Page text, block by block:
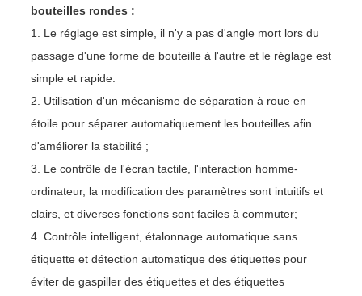
bouteilles rondes :
1. Le réglage est simple, il n'y a pas d'angle mort lors du
passage d'une forme de bouteille à l'autre et le réglage est
simple et rapide.
2. Utilisation d'un mécanisme de séparation à roue en
étoile pour séparer automatiquement les bouteilles afin
d'améliorer la stabilité ;
3. Le contrôle de l'écran tactile, l'interaction homme-
ordinateur, la modification des paramètres sont intuitifs et
clairs, et diverses fonctions sont faciles à commuter;
4. Contrôle intelligent, étalonnage automatique sans
étiquette et détection automatique des étiquettes pour
éviter de gaspiller des étiquettes et des étiquettes